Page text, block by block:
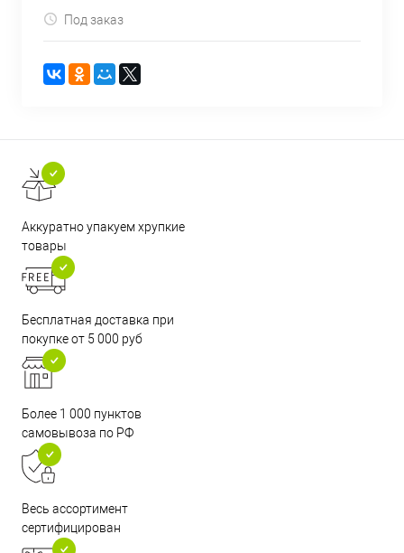
Под заказ
Аккуратно упакуем хрупкие
товары
Бесплатная доставка при
покупке от 5 000 руб
Более 1 000 пунктов
самовывоза по РФ
Весь ассортимент
сертифицирован